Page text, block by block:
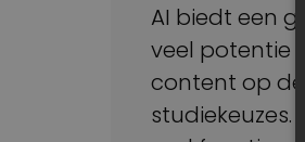
AI biedt een
veel potentie
content op de
studiekeuzes.